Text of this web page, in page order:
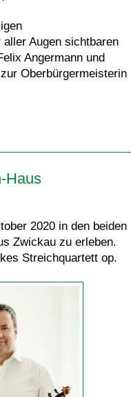
Augen sichtbaren
Angermann und
Oberbürgermeisterin
Haus
2020 in den beiden
Zwickau zu erleben.
Streichquartett op.